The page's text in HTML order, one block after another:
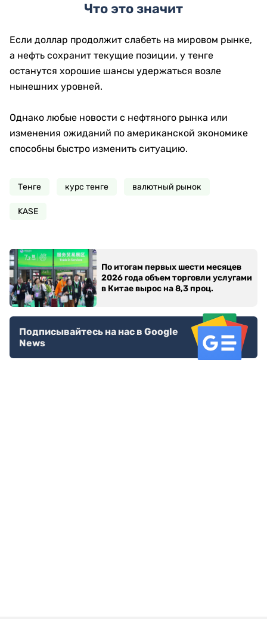
Что это значит
Если доллар продолжит слабеть на мировом рынке,
а нефть сохранит текущие позиции, у тенге
останутся хорошие шансы удержаться возле
нынешних уровней.
Однако любые новости с нефтяного рынка или
изменения ожиданий по американской экономике
способны быстро изменить ситуацию.
Тенге курс тенге валютный рынок
KASE
По итогам первых шести месяцев
2026 года объем торговли услугами
в Китае вырос на 8,3 проц.
Подписывайтесь на нас в Google
News